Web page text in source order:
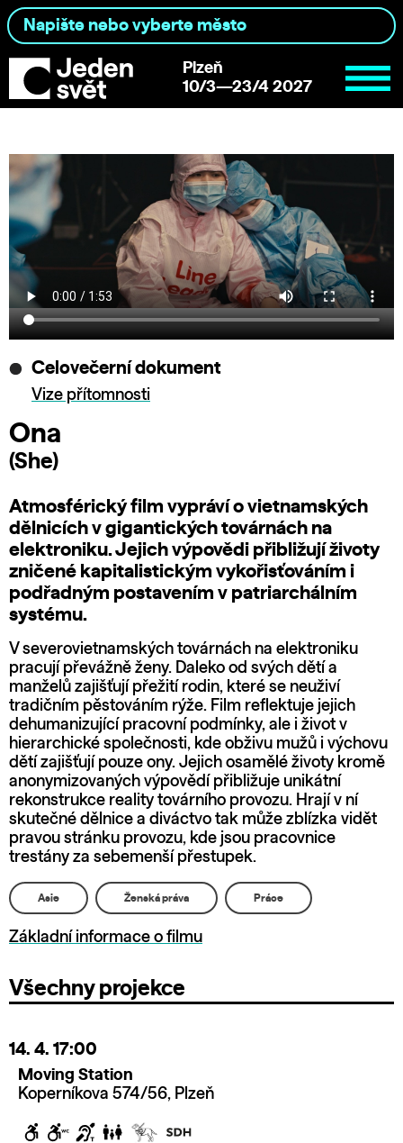
Plzeň
10/3—23/4 2027
Celovečerní dokument
Vize přítomnosti
Ona
(She)
Atmosférický film vypráví o vietnamských
dělnicích v gigantických továrnách na
elektroniku. Jejich výpovědi přibližují životy
zničené kapitalistickým vykořisťováním i
podřadným postavením v patriarchálním
systému.
V severovietnamských továrnách na elektroniku
pracují převážně ženy. Daleko od svých dětí a
manželů zajišťují přežití rodin, které se neuživí
tradičním pěstováním rýže. Film reflektuje jejich
dehumanizující pracovní podmínky, ale i život v
hierarchické společnosti, kde obživu mužů i výchovu
dětí zajišťují pouze ony. Jejich osamělé životy kromě
anonymizovaných výpovědí přibližuje unikátní
rekonstrukce reality továrního provozu. Hrají v ní
skutečné dělnice a diváctvo tak může zblízka vidět
pravou stránku provozu, kde jsou pracovnice
trestány za sebemenší přestupek.
Asie Ženská práva Práce
Základní informace o filmu
Všechny projekce
14. 4. 17:00
Moving Station
Koperníkova 574/56, Plzeň